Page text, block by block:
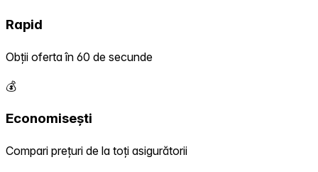
Rapid
Obții oferta în 60 de secunde
💰
Economisești
Compari prețuri de la toți asigurătorii